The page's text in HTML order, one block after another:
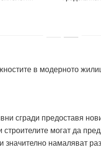
сгради предоставя
строителите могат да
значително намаляват